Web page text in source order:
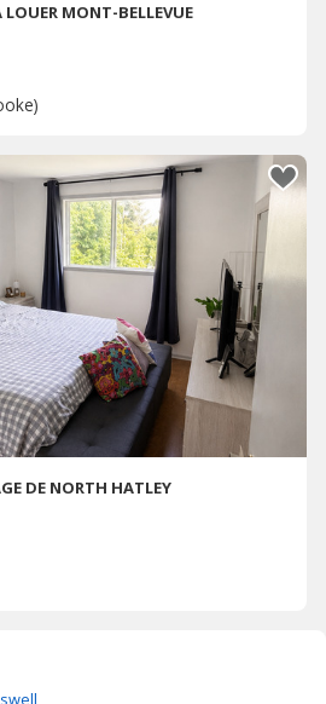
MONT-BELLEVUE
DE NORTH HATLEY